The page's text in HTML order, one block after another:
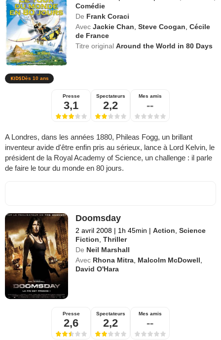
Comédie
De Frank Coraci
Avec Jackie Chan ,Steve Coogan ,Cécile
de France
Titre originalAround the World in 80 Days
Dès 10 ans
Presse
3,1
Spectateurs
2,2
Mes amis
--
A Londres, dans les années 1880, Phileas Fogg, un brillant
inventeur avide d'être enfin pris au sérieux, lance à Lord Kelvin, le
président de la Royal Academy of Science, un challenge : il parle
de faire le tour du monde en 80 jours.
Doomsday
2 avril 2008 | 1h 45min | Action ,Science
Fiction ,Thriller
De Neil Marshall
Avec Rhona Mitra Malcolm McDowell
David O'Hara
Presse
2,6
Spectateurs
2,2
Mes amis
--